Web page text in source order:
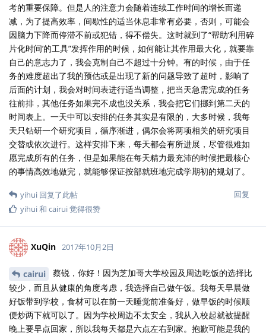
考的重要保障。但是人的注意力会随着连续工作时间的增长而递
减，为了提高效率，间歇性的适当休息非常有必要，否则，可能会
因脑力下降而停滞不前或犯错，得不偿失。这时就到了“帮助‘利用碎
片化时间’的工具”发挥作用的时候，如何能让其作用最大化，就要靠
自己的意志力了，我会克制自己不超过十分钟。有的时候，由于任
务的难度超出了我的预估或是出现了新的问题导致了超时，影响了
后面的计划，我会对时间表进行适当调整，把当天急需完成的任务
往前排，其他任务如果完不成也没关系，我会把它们挪到第二天的
时间表上。一天中可以安排的任务其实是有限的，大多时候，我每
天只钻研一个研究项目，循序渐进，偶尔会将两项相关的研究项目
交替或依次进行。这样安排下来，每天都会有所进展，尽管很难如
愿完成所有的任务，但是如果能在每天精力最充沛的时候把最核心
的事情高效地做完，就能够保证按部就班地完成学期初的规划了。
回复
yihui 回复了此帖
yihui和 cairui觉得很赞
XuQin 2017年10月2日
cairui
蔡锐，你好！因为芝加哥大学校园及周边吃饭的选择比
较少，而且从健康的角度考虑，我选择自己做午饭。我每天早晨做
好饭带到学校，食材可以在前一天睡觉前准备好，做早饭的时候顺
便炒两下就可以了。因为学校周边不太安全，我从入校起就被提醒
晚上要早点回家，所以我每天都是六点左右到家。抱歉可能是我的